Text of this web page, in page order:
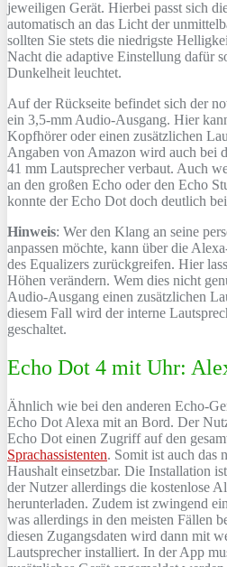
jeweiligen Gerät. Hierbei passt sich
automatisch an das Licht der
sollten Sie stets die niedrigste
Nacht die adaptive Einstellung dafür
Dunkelheit leuchtet.
Auf der Rückseite befindet sich der
ein 3,5-mm Audio-Ausgang. Hier
Kopfhörer oder einen zusätzlichen
Angaben von Amazon wird auch bei
41 mm Lautsprecher verbaut. Auch
an den großen Echo oder den Echo
konnte der Echo Dot doch deutlich
Hinweis: Wer den Klang an seine
anpassen möchte, kann über die
des Equalizers zurückgreifen. Hier
Höhen verändern. Wem dies nicht
Audio-Ausgang einen zusätzlichen
diesem Fall wird der interne
geschaltet.
Echo Dot 4 mit Uhr:
Ähnlich wie bei den anderen Echo-
Echo Dot Alexa mit an Bord. Der
Echo Dot einen Zugriff auf den
Sprachassistenten. Somit ist auch das
Haushalt einsetzbar. Die Installation
der Nutzer allerdings die kostenlose
herunterladen. Zudem ist zwingend
was allerdings in den meisten Fällen
diesen Zugangsdaten wird dann mit
Lautsprecher installiert. In der App